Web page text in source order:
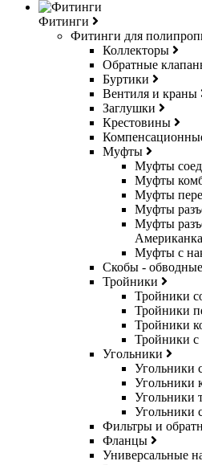
Фитинги
Фитинги для
Коллекторы
Обратные
Буртики
Вентиля и краны
Заглушки
Крестовины
Муфты
Муфты
Муфты
Муфты
Муфты
Муфты
Американка
Муфты с
Скобы -
Тройники
Тройники
Тройники
Тройники
Тройники с
Угольники
Угольники
Угольники
Угольники
Угольники
Фильтры и
Фланцы
Универсальные